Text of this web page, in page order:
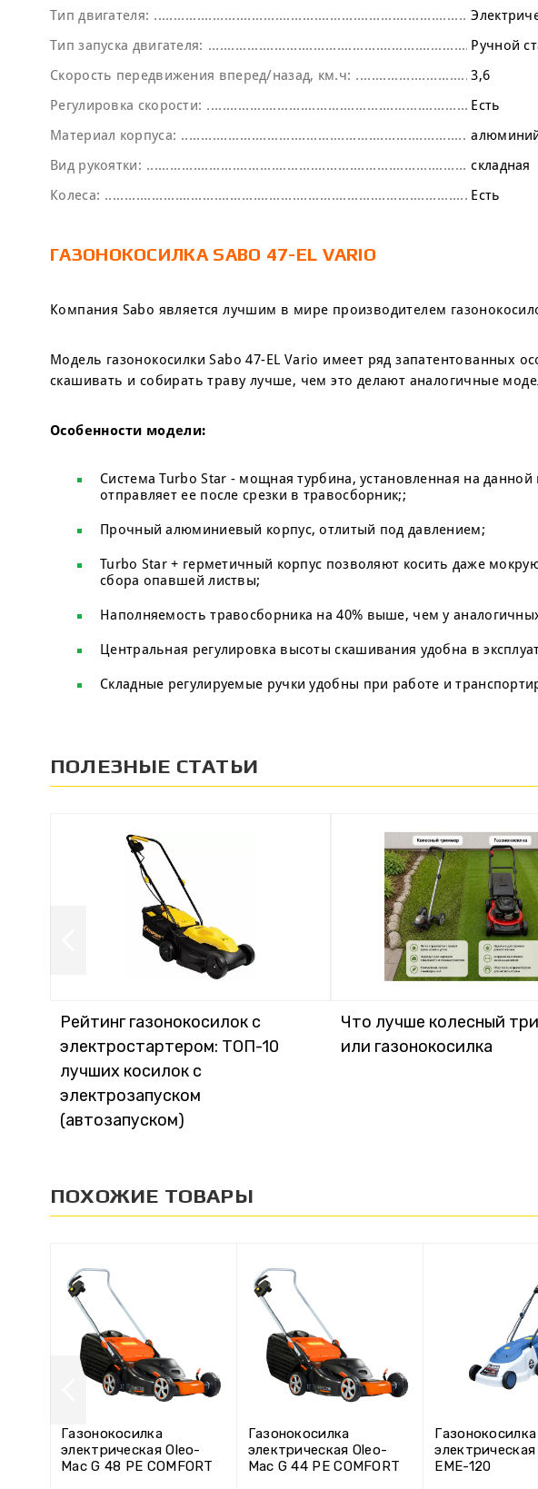
Тип двигателя:
Тип запуска двигателя:
Ручной
Скорость передвижения вперед/назад, км.ч:
3,6
Регулировка скорости:
Есть
Материал корпуса:
Вид рукоятки:
складная
Колеса:
Есть
ГАЗОНОКОСИЛКА SABO 47-EL VARIO
Компания Sabo является лучшим в мире производителем
Модель газонокосилки Sabo 47-EL Vario имеет ряд запатентованных
скашивать и собирать траву лучше, чем это делают аналогичные
Особенности модели:
Система Turbo Star - мощная турбина, установленная на
отправляет ее после срезки в травосборник;;
Прочный алюминиевый корпус, отлитый под давлением;
Turbo Star + герметичный корпус позволяют косить даже
сбора опавшей листвы;
Наполняемость травосборника на 40% выше, чем у
Центральная регулировка высоты скашивания удобна в
Складные регулируемые ручки удобны при работе и
ПОЛЕЗНЫЕ СТАТЬИ
Рейтинг газонокосилок с
электростартером: ТОП-10
лучших косилок с
электрозапуском
(автозапуском)
Что лучше колесный
или газонокосилка
ПОХОЖИЕ ТОВАРЫ
Газонокосилка
электрическая Oleo-
Mac G 48 PE COMFORT
Газонокосилка
электрическая Oleo-
Mac G 44 PE COMFORT
Газонокосилка
EME-120